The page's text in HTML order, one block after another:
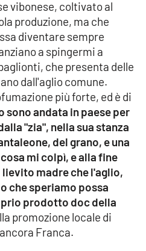
vibonese, coltivato al
produzione, ma che
diventare sempre
a spingermi a
che presenta delle
dall'aglio comune.
più forte, ed è di
sono andata in paese per
"zia", nella sua stanza
del grano, e una
mi colpì, e alla fine
madre che l'aglio,
che speriamo possa
prodotto doc della
promozione locale di
Franca.